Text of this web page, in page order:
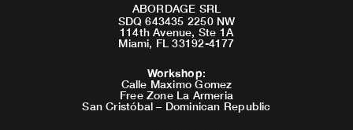
ABORDAGE SRL
SDQ 643435 2250 NW
114th Avenue, Ste 1A
Miami, FL 33192-4177
Workshop:
Calle Maximo Gomez
Free Zone La Armeria
San Cristóbal – Dominican Republic